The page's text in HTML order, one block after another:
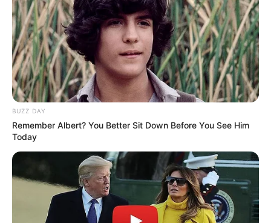
Əmək pensiyalarında və bu
müavinətlərdə ARTIM OLACAQ -Deputat
AÇIQLADI
515 0 0
18:45 / 06 Avqust 2026 CƏMİYYƏT
BUZZ DAY
Remember Albert? You Better Sit Down Before You See Him
Today